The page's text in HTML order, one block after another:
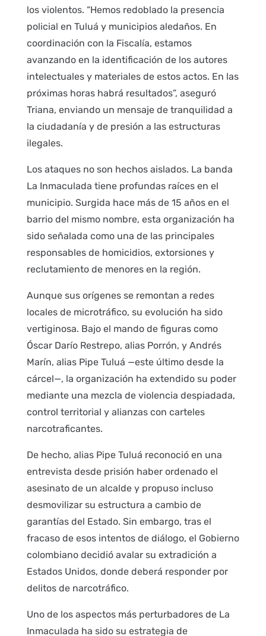
los violentos. “Hemos redoblado la presencia
policial en Tuluá y municipios aledaños. En
coordinación con la Fiscalía, estamos
avanzando en la identificación de los autores
intelectuales y materiales de estos actos. En las
próximas horas habrá resultados”, aseguró
Triana, enviando un mensaje de tranquilidad a
la ciudadanía y de presión a las estructuras
ilegales.
Los ataques no son hechos aislados. La banda
La Inmaculada tiene profundas raíces en el
municipio. Surgida hace más de 15 años en el
barrio del mismo nombre, esta organización ha
sido señalada como una de las principales
responsables de homicidios, extorsiones y
reclutamiento de menores en la región.
Aunque sus orígenes se remontan a redes
locales de microtráfico, su evolución ha sido
vertiginosa. Bajo el mando de figuras como
Óscar Darío Restrepo, alias Porrón, y Andrés
Marín, alias Pipe Tuluá —este último desde la
cárcel—, la organización ha extendido su poder
mediante una mezcla de violencia despiadada,
control territorial y alianzas con carteles
narcotraficantes.
De hecho, alias Pipe Tuluá reconoció en una
entrevista desde prisión haber ordenado el
asesinato de un alcalde y propuso incluso
desmovilizar su estructura a cambio de
garantías del Estado. Sin embargo, tras el
fracaso de esos intentos de diálogo, el Gobierno
colombiano decidió avalar su extradición a
Estados Unidos, donde deberá responder por
delitos de narcotráfico.
Uno de los aspectos más perturbadores de La
Inmaculada ha sido su estrategia de